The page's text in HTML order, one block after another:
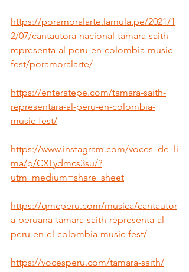
https://poramoralarte.lamula.pe/2021/1
2/07/cantautora-nacional-tamara-saith-
representa-al-peru-en-colombia-music-
fest/poramoralarte/
https://enteratepe.com/tamara-saith-
representara-al-peru-en-colombia-
music-fest/
https://www.instagram.com/voces_de_li
ma/p/CXLydmcs3su/?
utm_medium=share_sheet
https://qmcperu.com/musica/cantautor
a-peruana-tamara-saith-representa-al-
peru-en-el-colombia-music-fest/
https://vocesperu.com/tamara-saith/